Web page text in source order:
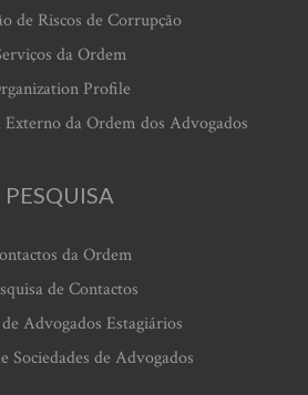
de Riscos de Corrupção
da Ordem
Profile
Externo da Ordem dos Advogados
PESQUISA
da Ordem
de Contactos
Advogados Estagiários
Sociedades de Advogados